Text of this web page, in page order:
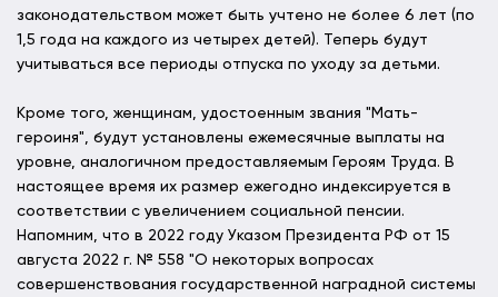
законодательством может быть учтено не более 6 лет (по
1,5 года на каждого из четырех детей). Теперь будут
учитываться все периоды отпуска по уходу за детьми.
Кроме того, женщинам, удостоенным звания "Мать-
героиня", будут установлены ежемесячные выплаты на
уровне, аналогичном предоставляемым Героям Труда. В
настоящее время их размер ежегодно индексируется в
соответствии с увеличением социальной пенсии.
Напомним, что в 2022 году Указом Президента РФ от 15
августа 2022 г. № 558 "О некоторых вопросах
совершенствования государственной наградной системы